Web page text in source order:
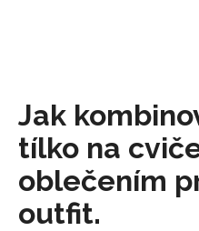
Jak
tílko na
oblečením
outfit.